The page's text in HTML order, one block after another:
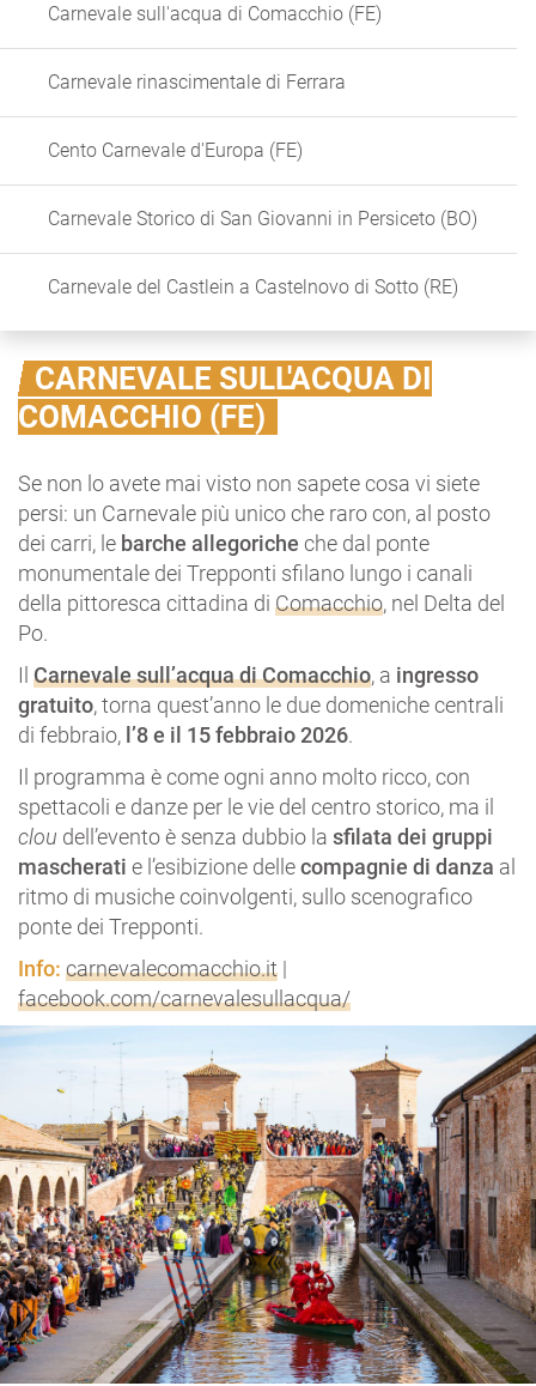
Carnevale sull'acqua di Comacchio (FE)
Carnevale rinascimentale di Ferrara
Cento Carnevale d'Europa (FE)
Carnevale Storico di San Giovanni in Persiceto (BO)
Carnevale del Castlein a Castelnovo di Sotto (RE)
CARNEVALE SULL'ACQUA DI
COMACCHIO (FE)
Se non lo avete mai visto non sapete cosa vi siete
persi: un Carnevale più unico che raro con, al posto
dei carri, le barche allegoriche che dal ponte
monumentale dei Trepponti sfilano lungo i canali
della pittoresca cittadina di Comacchio, nel Delta del
Po.
Il Carnevale sull’acqua di Comacchio, a ingresso
gratuito, torna quest’anno le due domeniche centrali
di febbraio, l’8 e il 15 febbraio 2026.
Il programma è come ogni anno molto ricco, con
spettacoli e danze per le vie del centro storico, ma il
clou dell’evento è senza dubbio la sfilata dei gruppi
mascherati e l’esibizione dellecompagnie di danza al
ritmo di musiche coinvolgenti, sullo scenografico
ponte dei Trepponti.
Info: carnevalecomacchio.it |
facebook.com/carnevalesullacqua/